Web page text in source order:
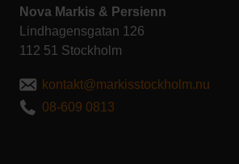
Nova Markis & Persienn
Lindhagensgatan 126
112 51 Stockholm
kontakt@markisstockholm.nu
08-609 0813